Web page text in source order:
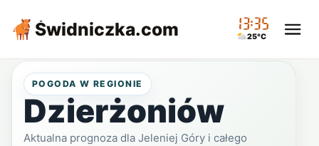
Świdniczka.com 13:35
25°C
POGODA W REGIONIE
Dzierżoniów
Aktualna prognoza dla Jeleniej Góry i całego